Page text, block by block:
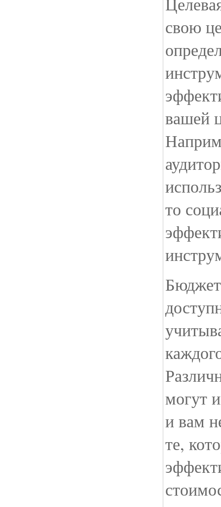
свою
вашей
то
могут
и вам
те,